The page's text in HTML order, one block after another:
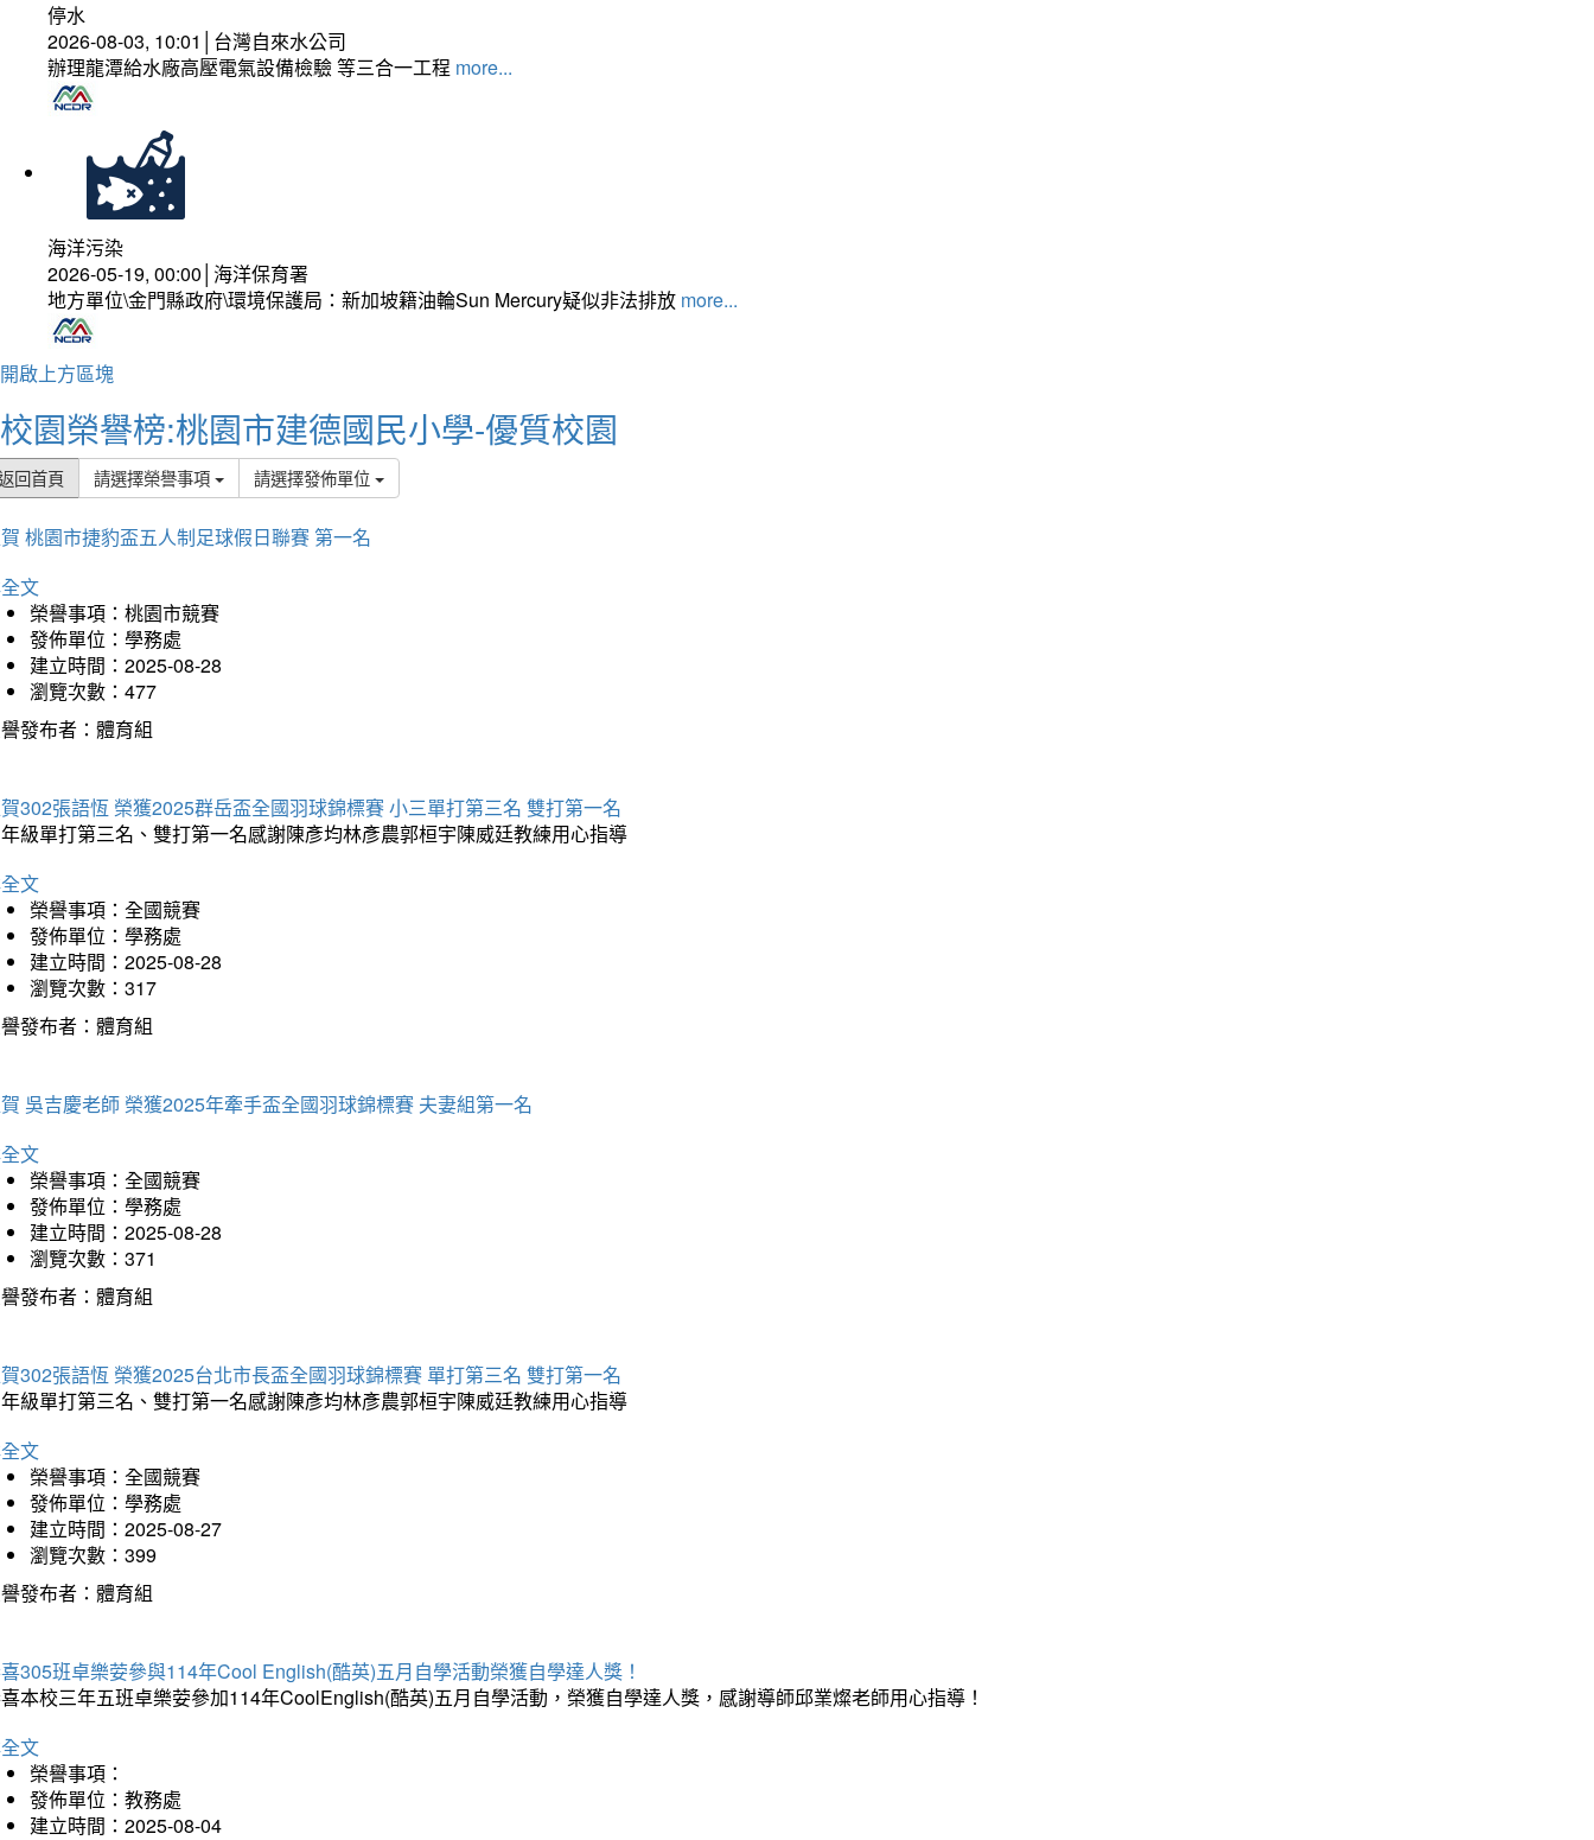
停水
2026-08-03, 10:01│台灣自來水公司
辦理龍潭給水廠高壓電氣設備檢驗 等三合一工程 more...
海洋污染
2026-05-19, 00:00│海洋保育署
地方單位\金門縣政府\環境保護局：新加坡籍油輪Sun Mercury疑似非法排放 more...
開啟上方區塊
校園榮譽榜:桃園市建德國民小學-優質校園
回首頁 請選擇榮譽事項 請選擇發佈單位
桃園市捷豹盃五人制足球假日聯賽 第一名
文
榮譽事項：桃園市競賽
發佈單位：學務處
建立時間：2025-08-28
瀏覽次數：477
發布者：體育組
302張語恆 榮獲2025群岳盃全國羽球錦標賽 小三單打第三名 雙打第一名
級單打第三名、雙打第一名感謝陳彥均林彥農郭桓宇陳威廷教練用心指導
文
榮譽事項：全國競賽
發佈單位：學務處
建立時間：2025-08-28
瀏覽次數：317
發布者：體育組
吳吉慶老師 榮獲2025年牽手盃全國羽球錦標賽 夫妻組第一名
文
榮譽事項：全國競賽
發佈單位：學務處
建立時間：2025-08-28
瀏覽次數：371
發布者：體育組
302張語恆 榮獲2025台北市長盃全國羽球錦標賽 單打第三名 雙打第一名
級單打第三名、雙打第一名感謝陳彥均林彥農郭桓宇陳威廷教練用心指導
文
榮譽事項：全國競賽
發佈單位：學務處
建立時間：2025-08-27
瀏覽次數：399
發布者：體育組
305班卓樂荌參與114年Cool English(酷英)五月自學活動榮獲自學達人獎！
本校三年五班卓樂荌參加114年CoolEnglish(酷英)五月自學活動，榮獲自學達人獎，感謝導師邱業燦老師用心指導！
文
榮譽事項：
發佈單位：教務處
建立時間：2025-08-04